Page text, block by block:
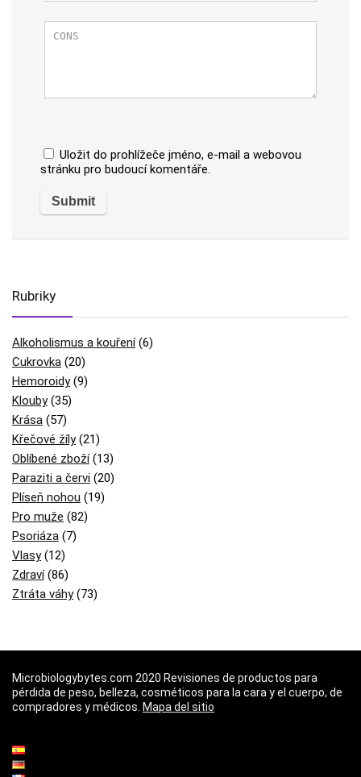
Uložit do prohlížeče jméno, e-mail a webovou
stránku pro budoucí komentáře.
Rubriky
Alkoholismus a kouření(6)
Cukrovka (20)
Hemoroidy(9)
Klouby(35)
Krása (57)
Křečové žíly(21)
Oblíbené zboží(13)
Paraziti a červi (20)
Plíseň nohou (19)
Pro muže (82)
Psoriáza (7)
Vlasy(12)
Zdraví(86)
Ztráta váhy(73)
Microbiologybytes.com 2020 Revisiones de productos para
pérdida de peso, belleza, cosméticos para la cara y el cuerpo, de
compradores y médicos. Mapa del sitio